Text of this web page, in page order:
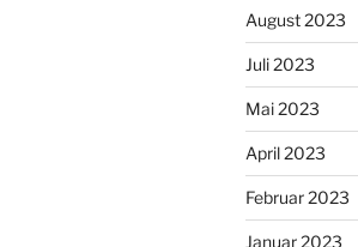
August 2023
Juli 2023
Mai 2023
April 2023
Februar 2023
Januar 2023